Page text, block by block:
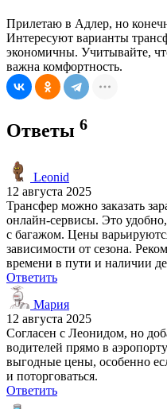
Прилетаю в Адлер, но
Интересуют варианты
экономичны. Учитывайте,
важна комфортность.
Ответы 6
Leonid
12 августа 2025
Трансфер можно заказать
онлайн-сервисы. Это
с багажом. Цены
зависимости от сезона.
времени в пути и наличии
Ответить
Мария
12 августа 2025
Согласен с Леонидом, но
водителей прямо в
выгодные цены, особенно
и поторговаться.
Ответить